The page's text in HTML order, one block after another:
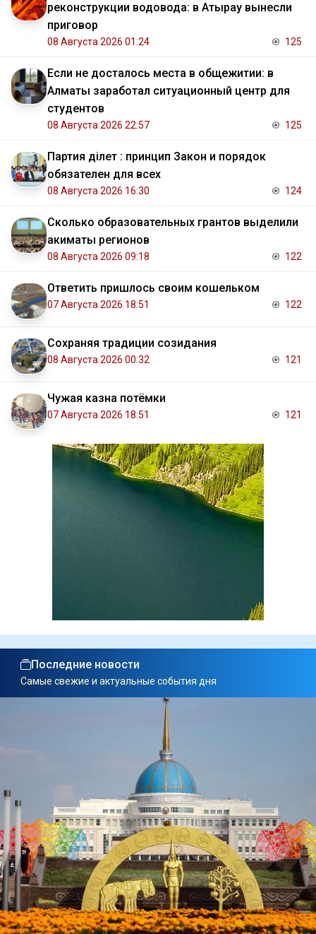
реконструкции водовода: в Атырау вынесли
приговор
08 Августа 2026 01:24 125
Если не досталось места в общежитии: в
Алматы заработал ситуационный центр для
студентов
08 Августа 2026 22:57 125
Партия Әділет : принцип Закон и порядок
обязателен для всех
08 Августа 2026 16:30 124
Сколько образовательных грантов выделили
акиматы регионов
08 Августа 2026 09:18 122
Ответить пришлось своим кошельком
07 Августа 2026 18:51 122
Сохраняя традиции созидания
08 Августа 2026 00:32 121
Чужая казна потёмки
07 Августа 2026 18:51 121
Последние новости
Самые свежие и актуальные события дня